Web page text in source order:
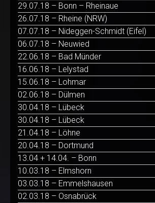
29.07.18 – Bonn – Rheinaue
26.07.18 – Rheine (NRW)
07.07.18 – Nideggen-Schmidt (Eifel)
06.07.18 – Neuwied
22.06.18 – Bad Münder
16.06.18 – Lelystad
15.06.18 – Lohmar
02.06.18 – Dülmen
30.04.18 – Lübeck
30.04.18 – Lübeck
21.04.18 – Löhne
20.04.18 – Dortmund
13.04 + 14.04. – Bonn
10.03.18 – Elmshorn
03.03.18 – Emmelshausen
02.03.18 – Osnabrück